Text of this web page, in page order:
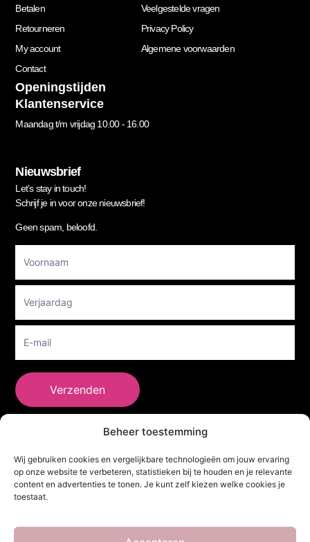
Beheer toestemming
Wij gebruiken cookies en vergelijkbare technologieën om jouw ervaring
op onze website te verbeteren, statistieken bij te houden en je relevante
content en advertenties te tonen. Je kunt zelf kiezen welke cookies je
toestaat.
Betalen
Retourneren
My account
Contact
Veelgestelde vragen
Privacy Policy
Algemene voorwaarden
Openingstijden
Klantenservice
Maandag t/m vrijdag 10.00 - 16.00
Nieuwsbrief
Let’s stay in touch!
Schrijf je in voor onze nieuwsbrief!
Geen spam, beloofd.
Newsletter
Verzenden
Adres